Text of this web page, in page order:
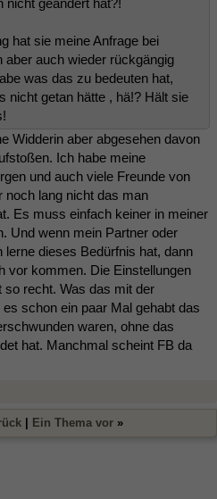
nicht geändert hat?!
hat sie meine Anfrage bei
auch wieder rückgängig
was das zu bedeuten hat,
nicht getan hätte , hä!? Hält sie
Widderin aber abgesehen davon
Ich habe meine
und auch viele Freunde von
noch lang nicht das man
Es muss einfach keiner in meiner
Und wenn mein Partner oder
lerne dieses Bedürfnis hat, dann
vor kommen. Die Einstellungen
recht. Was das mit der
schon ein paar Mal gehabt das
waren, ohne das
hat. Manchmal scheint FB da
Ein Thema vor »